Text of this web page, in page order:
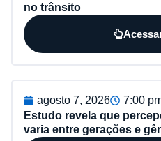
no trânsito
agosto 7, 2026
7:00
Estudo revela que
varia entre gerações e